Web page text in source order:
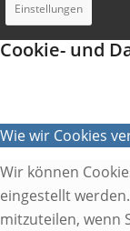
Einstellungen
Cookie- und
Wie wir Cookies
Wir können
eingestellt
mitzuteilen, wenn